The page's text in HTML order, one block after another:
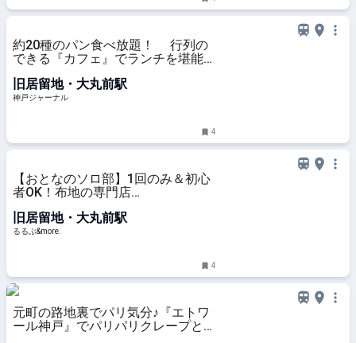
約20種のパン食べ放題！ 行列の
できる『カフェ』でランチを堪能し
2026年最新版～ | 神戸ジャーナル
旧居留地・大丸前駅
神戸ジャーナル
4
【おとなのソロ部】1回のみ＆初心
者OK！布地の専門店
クショップでソーイングに没入する
ひとときを｜るるぶ&more.
旧居留地・大丸前駅
るるぶ&more.
4
元町の路地裏でパリ気分♪『エトワ
ール神戸』でパリパリクレープとア